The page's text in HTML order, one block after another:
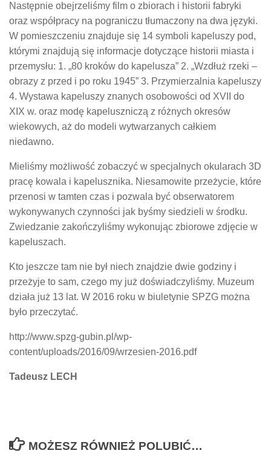
Następnie obejrzeliśmy film o zbiorach i historii fabryki
oraz współpracy na pograniczu tłumaczony na dwa języki.
W pomieszczeniu znajduje się 14 symboli kapeluszy pod,
którymi znajdują się informacje dotyczące historii miasta i
przemysłu: 1. „80 kroków do kapelusza” 2. „Wzdłuż rzeki –
obrazy z przed i po roku 1945” 3. Przymierzalnia kapeluszy
4. Wystawa kapeluszy znanych osobowości od XVII do
XIX w. oraz modę kapeluszniczą z różnych okresów
wiekowych, aż do modeli wytwarzanych całkiem
niedawno.
Mieliśmy możliwość zobaczyć w specjalnych okularach 3D
pracę kowala i kapelusznika. Niesamowite przeżycie, które
przenosi w tamten czas i pozwala być obserwatorem
wykonywanych czynności jak byśmy siedzieli w środku.
Zwiedzanie zakończyliśmy wykonując zbiorowe zdjęcie w
kapeluszach.
Kto jeszcze tam nie był niech znajdzie dwie godziny i
przeżyje to sam, czego my już doświadczyliśmy. Muzeum
działa już 13 lat. W 2016 roku w biuletynie SPZG można
było przeczytać.
http://www.spzg-gubin.pl/wp-
content/uploads/2016/09/wrzesien-2016.pdf
Tadeusz LECH
MOŻESZ RÓWNIEŻ POLUBIĆ…